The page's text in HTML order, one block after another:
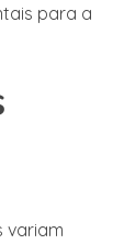
para a
variam